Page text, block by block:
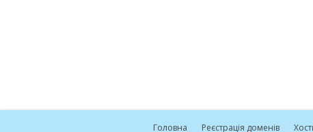
Головна Реєстрація доменів